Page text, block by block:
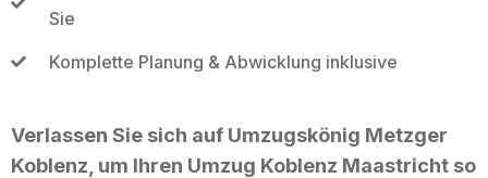
Sie
Komplette Planung & Abwicklung inklusive
Verlassen Sie sich auf Umzugskönig Metzger
Koblenz, um Ihren Umzug Koblenz Maastricht so